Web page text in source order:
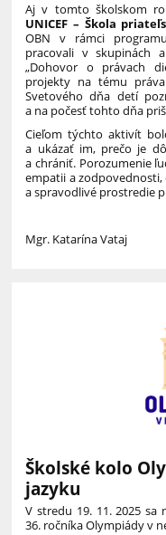
Aj v tomto školskom
UNICEF – Škola
OBN v rámci
pracovali v skupinách
„Dohovor o právach
projekty na tému
Svetového dňa detí
a na počesť tohto dňa
Cieľom týchto aktivít
a ukázať im, prečo je
a chrániť. Porozumenie
empatii a
a spravodlivé prostredie
Mgr. Katarína Vataj
Školské kolo
jazyku
V stredu 19. 11. 2025 sa
36. ročníka Olympiády v